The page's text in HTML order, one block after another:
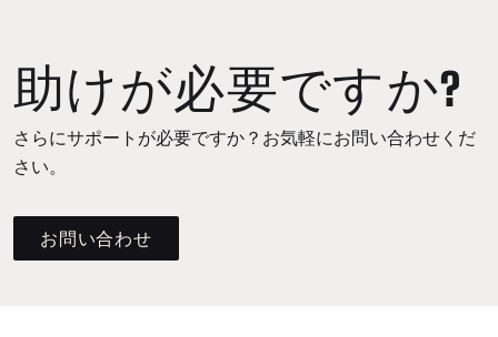
助けが必要ですか?
さらにサポートが必要ですか？お気軽にお問い合わせくだ
さい。
お問い合わせ